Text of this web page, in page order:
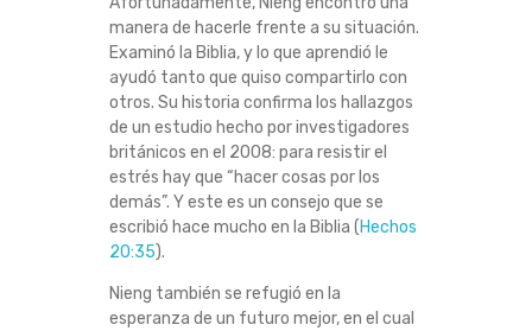
manera de hacerle frente a su situación.
Examinó la Biblia, y lo que aprendió le
ayudó tanto que quiso compartirlo con
otros. Su historia confirma los hallazgos
de un estudio hecho por investigadores
británicos en el 2008: para resistir el
estrés hay que “hacer cosas por los
demás”. Y este es un consejo que se
escribió hace mucho en la Biblia (Hechos
20:35).
Nieng también se refugió en la
esperanza de un futuro mejor, en el cual